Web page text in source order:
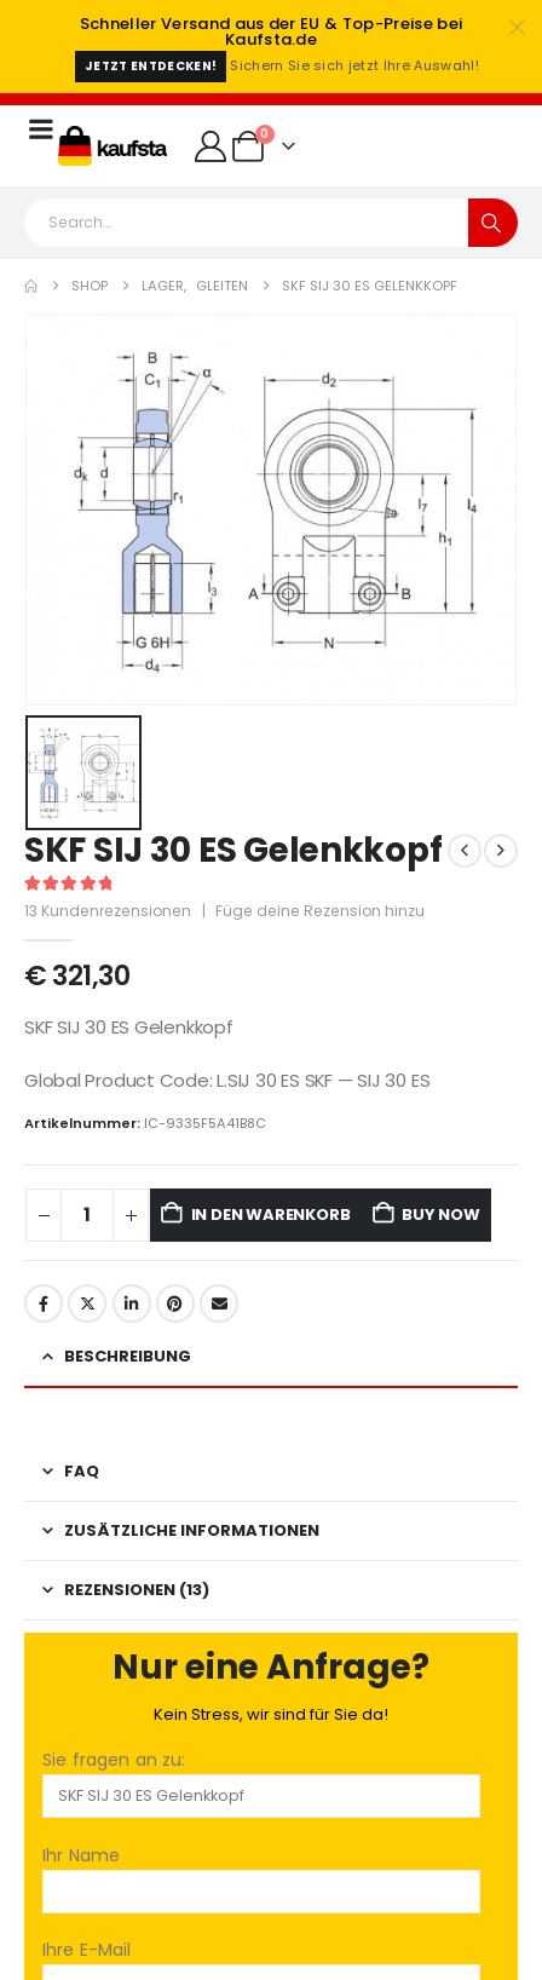
Schneller Versand aus der EU & Top-Preise bei
Kaufsta.de
JETZT ENTDECKEN! Sichern Sie sich jetzt Ihre Auswahl!
0
SHOP LAGER, GLEITEN SKF SIJ 30 ES GELENKKOPF
SKF SIJ 30 ES Gelenkkopf
5out of 5
13 Kundenrezensionen | Füge deine Rezension hinzu
€321,30
SKF SIJ 30 ES Gelenkkopf
Global Product Code: L.SIJ 30 ES SKF — SIJ 30 ES
Artikelnummer: IC-9335F5A41B8C
IN DEN WARENKORB BUY NOW
BESCHREIBUNG
FAQ
ZUSÄTZLICHE INFORMATIONEN
REZENSIONEN (13)
Nur eine Anfrage?
Kein Stress, wir sind für Sie da!
Sie fragen an zu:
Ihr Name
Ihre E-Mail